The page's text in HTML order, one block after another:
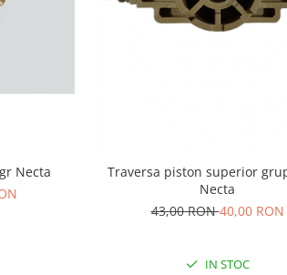
Necta
Traversa piston superior
Necta
43,00 RON40,00 RON
IN STOC